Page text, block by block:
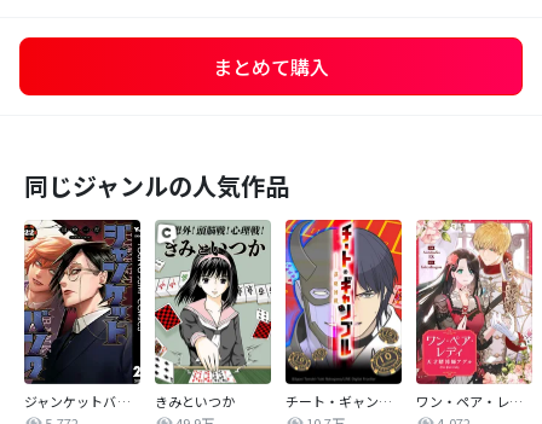
まとめて購入
同じジャンルの人気作品
ジャンケットバンク
きみといつか
チート・ギャンブルー謀略博戯ー
ワン・ペア・レディ～天才賭博師アデル～【タテヨミ】